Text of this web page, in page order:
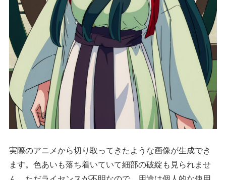
実際のアニメから切り取ってきたような画像が生成でき
ます。色あいも落ち着いていて細部の破綻も見られませ